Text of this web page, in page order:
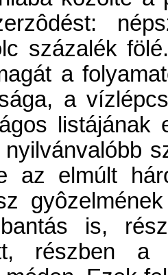
százalék
a
a
listájának
nyilvánvalóbb
az elmúlt
is,
részben a